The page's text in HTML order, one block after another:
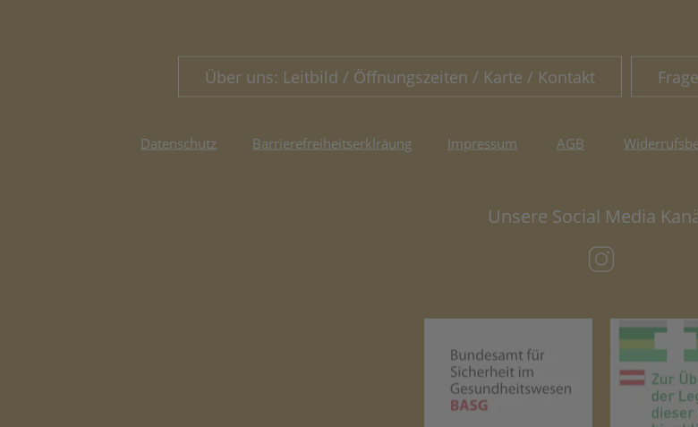
Über uns: Leitbild / Öffnungszeiten / Karte / Kontakt
Datenschutz Barrierefreiheitserklräung Impressum AGB
Unsere Social Media
(öffnet in neuem